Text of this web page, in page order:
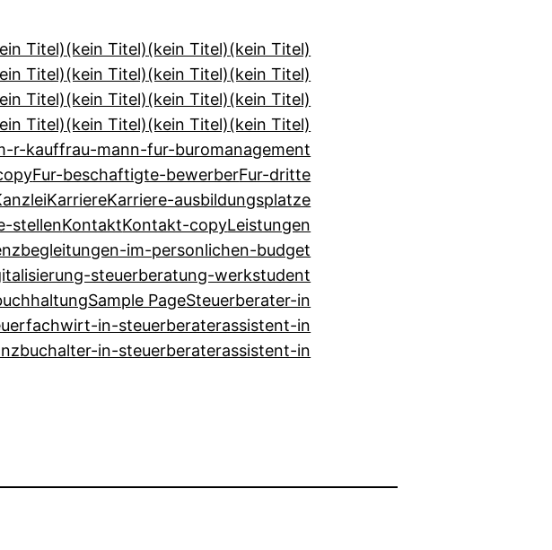
Titel)(kein Titel)(kein Titel)(kein Titel)
Titel)(kein Titel)(kein Titel)(kein Titel)
Titel)(kein Titel)(kein Titel)(kein Titel)
Titel)(kein Titel)(kein Titel)(kein Titel)
r-kauffrau-mann-fur-buromanagement
Fur-beschaftigte-bewerberFur-dritte
KarriereKarriere-ausbildungsplatze
stellenKontaktKontakt-copyLeistungen
im-personlichen-budget
steuerberatung-werkstudent
Sample PageSteuerberater-in
in-steuerberaterassistent-in
in-steuerberaterassistent-in